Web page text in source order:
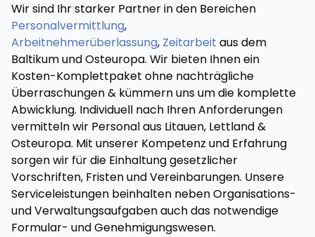
Wir sind Ihr starker Partner in den Bereichen
Personalvermittlung,
Arbeitnehmerüberlassung, Zeitarbeit aus dem
Baltikum und Osteuropa. Wir bieten Ihnen ein
Kosten-Komplettpaket ohne nachträgliche
Überraschungen & kümmern uns um die komplette
Abwicklung. Individuell nach Ihren Anforderungen
vermitteln wir Personal aus Litauen, Lettland &
Osteuropa. Mit unserer Kompetenz und Erfahrung
sorgen wir für die Einhaltung gesetzlicher
Vorschriften, Fristen und Vereinbarungen. Unsere
Serviceleistungen beinhalten neben Organisations-
und Verwaltungsaufgaben auch das notwendige
Formular- und Genehmigungswesen.